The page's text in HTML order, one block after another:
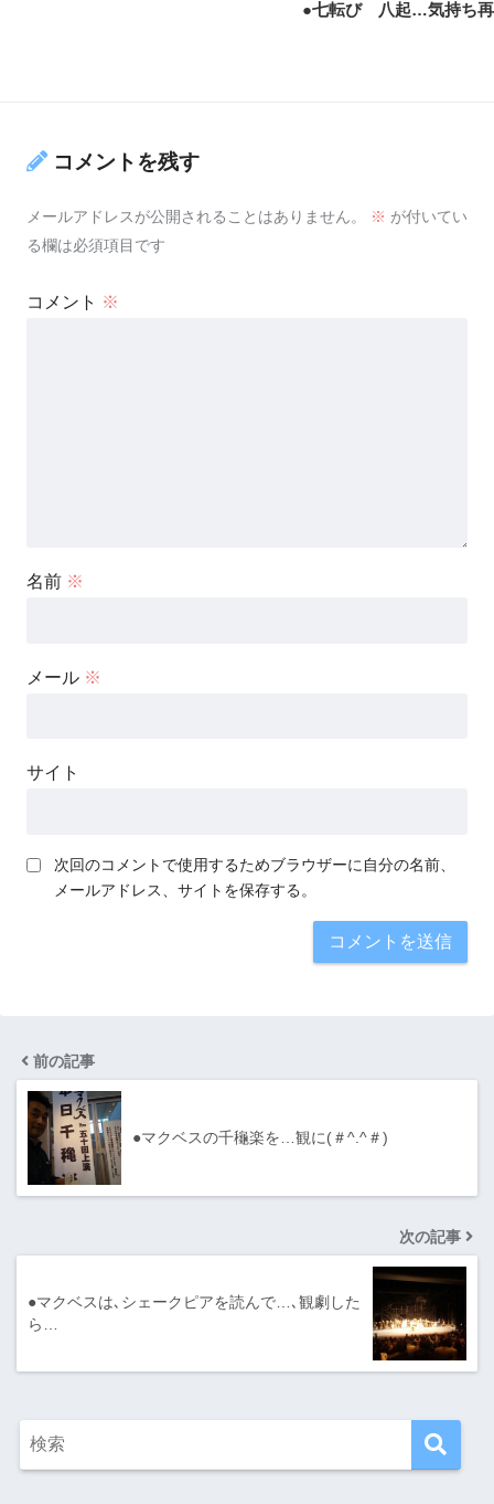
●七転び 八起…気持ち再
コメントを残す
メールアドレスが公開されることはありません。 ※ が付いてい
る欄は必須項目です
コメント ※
名前 ※
メール ※
サイト
次回のコメントで使用するためブラウザーに自分の名前、
メールアドレス、サイトを保存する。
前の記事
●マクベスの千龝楽を…観に(＃^.^＃)
次の記事
●マクベスは､シェークピアを読んで…､観劇した
ら…